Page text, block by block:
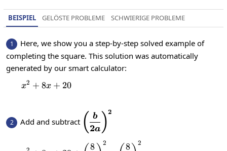
BEISPIEL GELÖSTE PROBLEME SCHWIERIGE PROBLEME
1
Here, we show you a step-by-step solved example of
completing the square. This solution was automatically
generated by our smart calculator:
x^2+8x+20
x2 + 8x + 20
2 Add and subtract
\displaystyle\left(\frac{b}
{2a}\right)^2
( 2a
b )
2
8 2 8 2